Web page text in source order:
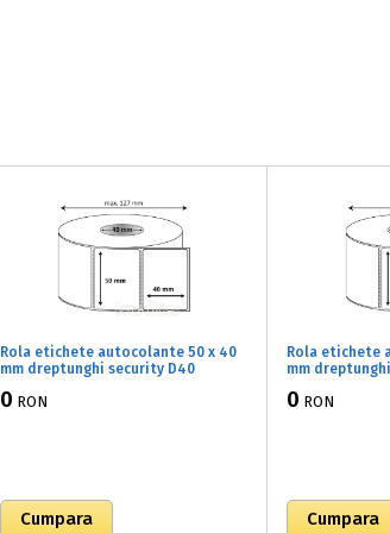
Rola etichete autocolante 50 x 40
mm dreptunghi security D40
lucios, 1500 buc/rola (71x050040)
0 RON
Rola etichete
mm
buc/rola
0 RON